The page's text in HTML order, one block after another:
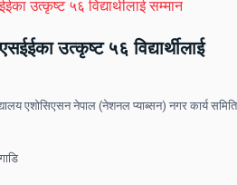
उत्कृष्ट ५६ विद्यार्थीलाई
एशोसिएसन नेपाल (नेशनल प्याब्सन) नगर कार्य समिति